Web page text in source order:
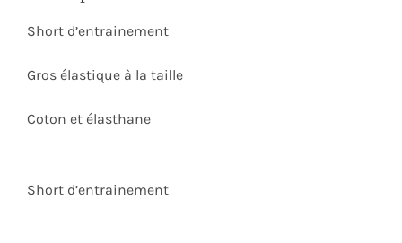
Short d’entrainement
Gros élastique à la taille
Coton et élasthane
Short d’entrainement